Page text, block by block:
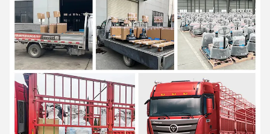
Είναι μια εθνική επιχείρηση υψηλής τεχνολογίας με περισσότερα
από 40 εθνικά διπλώματα ευρεσιτεχνίας, η οποία έχει αξιολογηθεί
ως "μικρή γιγάντια επιχείρηση στην Ευρώπη".
"Η πρώτη παρτίδα πιλοτικών επιχειρήσεων για την ενσωμάτωση
της προηγμένης παραγωγής και της σύγχρονης υπηρεσίας
βιομηχανίες στην επαρχία Χουνάν, "Επιχείρηση επίδειξης της
ευφυούς παραγωγής στην πόλη Τσανγκσά", "Επιχείρηση Χουνάν"
Κέντρο Τεχνολογίας".
"Η εξοικονόμηση ενέργειας, η προστασία του περιβάλλοντος, η
υψηλή αποδοτικότητα και η ευφυΐα" είναι η σχεδιαστική ιδέα των
προϊόντων AIDA και είναι
δεσμεύονται να γίνουν έξυπνοι ψηφιακοί εμπειρογνώμονες για την
ενδολογική.